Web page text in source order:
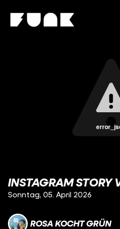
INSTAGRAM
Sonntag, 05. April 2026
ROSA KOCHT GRÜN